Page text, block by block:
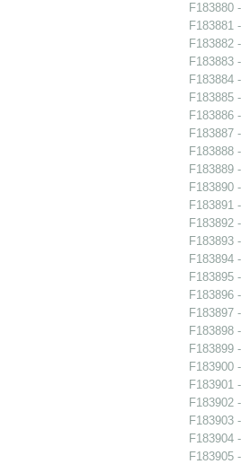
F183880
F183881
F183882
F183883
F183884
F183885
F183886
F183887
F183888
F183889
F183890
F183891
F183892
F183893
F183894
F183895
F183896
F183897
F183898
F183899
F183900
F183901
F183902
F183903
F183904
F183905